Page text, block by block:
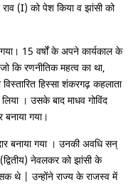
(I) को पेश किया व झांसी को
15 वर्षों के अपने कार्यकाल के
कि रणनीतिक महत्व का था,
हिस्सा शंकरगढ़ कहलाता
। उसके बाद माधव गोविंद
बनाया गया।
बनाया गया । उनकी अवधि सन‍‍्
नेवलकर को झांसी के
थे | उन्होंने राज्य के राजस्व में